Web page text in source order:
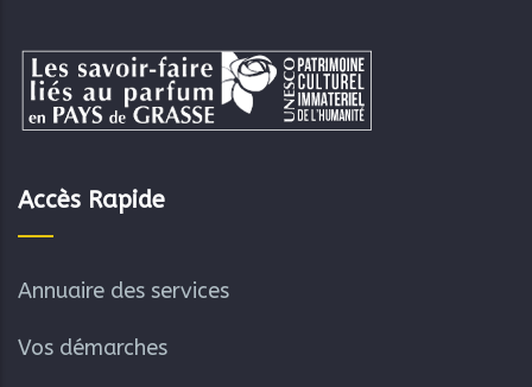
Accès Rapide
Annuaire des services
Vos démarches